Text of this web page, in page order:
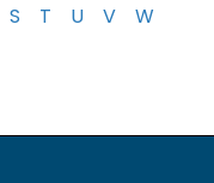
S T U V
W